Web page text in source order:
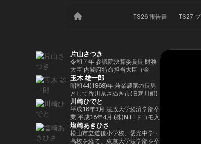
TS26 報告書 TS27
片山さつき
令和７年 参議院決算委員長 財務
大臣 内閣府特命担当大臣（金
融） 租税特別措置・補助金見直
し担当 （高市内閣）
玉木 雄一郎
昭和44(1969)年 兼業農家の長男
として香川県さぬき市(旧寒川町)
に生まれる 昭和63(1988)年 高松
高校卒業 平成5(1993)年 東京大
学法学部卒業、同年大蔵省入省
※1 平成9(1997)年 米国ハーバー
ド大学大学院(ケネディースクー
ル)修了 平成17(2005)年 財務省を
川崎ひでと
平成18年3月 法政大学経済学部卒
業 平成18年4月 (株)NTTドコモ入
社 平成29年8月 衆議院議員川崎
二郎秘書 令和3年10月 第49回衆
議院議員総選挙において初当選
塩崎あきひさ
松山市立道後小学校、愛光中学・
高校を経て、東京大学法学部を卒